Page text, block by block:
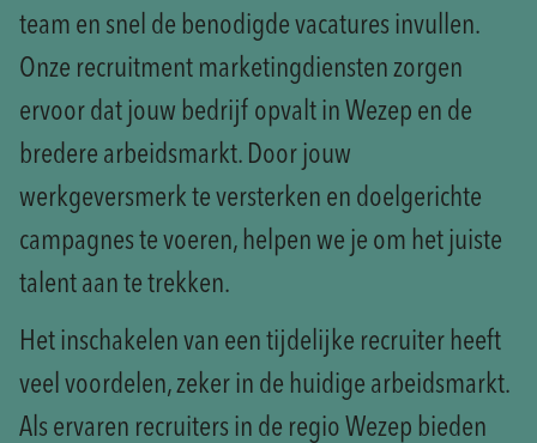
team en snel de benodigde vacatures invullen.
Onze recruitment marketingdiensten zorgen
ervoor dat jouw bedrijf opvalt in Wezep en de
bredere arbeidsmarkt. Door jouw
werkgeversmerk te versterken en doelgerichte
campagnes te voeren, helpen we je om het juiste
talent aan te trekken.
Het inschakelen van een tijdelijke recruiter heeft
veel voordelen, zeker in de huidige arbeidsmarkt.
Als ervaren recruiters in de regio Wezep bieden